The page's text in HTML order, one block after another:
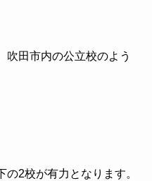
吹田市内の公立校のよう
2校が有力となります。